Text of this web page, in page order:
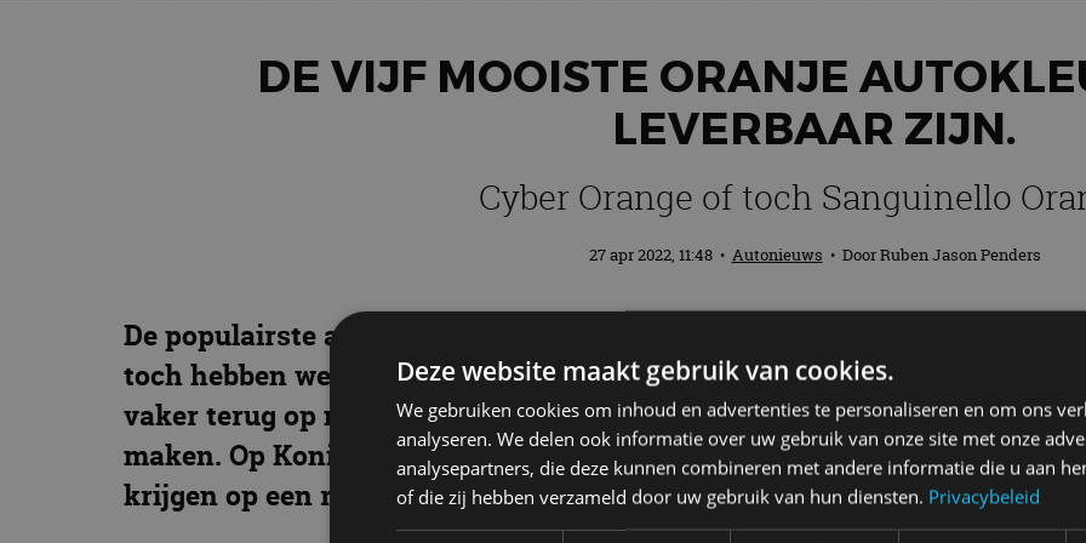
DE VIJF MOOISTE ORANJE
LEVERBAAR ZIJN.
Cyber Orange of toch Sanguinello
27 apr 2022, 11:48 • Autonieuws • DoorRuben Jason Penders
De populairste autokleur wereldwijd is wit en in Europa zijn we dol op
toch hebben we het idee dat auto’s steeds kleurrijker worden. Vooral de
vaker terug op nieuwe modellen die we testen. We kunnen er zelfs met
maken. Op Koningsdag zetten we daarom de vijf mooiste oranje
krijgen op een rij.
Deze website maakt gebruik van cookies.
We gebruiken cookies om inhoud en advertenties te personaliseren en om ons
analyseren. We delen ook informatie over uw gebruik van onze site met onze
analysepartners, die deze kunnen combineren met andere informatie die u aan
of die zij hebben verzameld door uw gebruik van hun diensten. Privacybeleid